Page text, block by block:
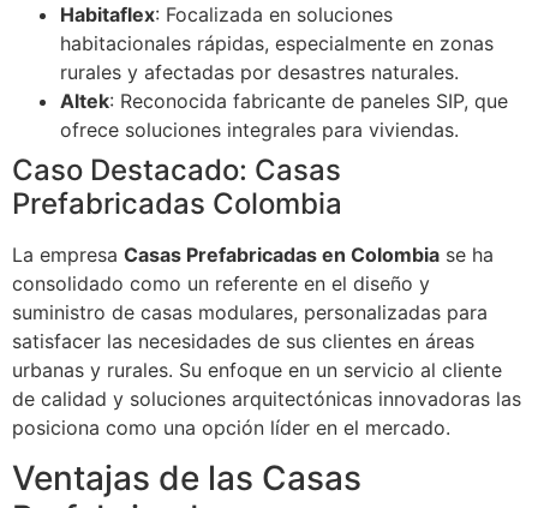
Habitaflex: Focalizada en soluciones
habitacionales rápidas, especialmente en zonas
rurales y afectadas por desastres naturales.
Altek: Reconocida fabricante de paneles SIP, que
ofrece soluciones integrales para viviendas.
Caso Destacado: Casas
Prefabricadas Colombia
La empresa Casas Prefabricadas en Colombia se ha
consolidado como un referente en el diseño y
suministro de casas modulares, personalizadas para
satisfacer las necesidades de sus clientes en áreas
urbanas y rurales. Su enfoque en un servicio al cliente
de calidad y soluciones arquitectónicas innovadoras las
posiciona como una opción líder en el mercado.
Ventajas de las Casas